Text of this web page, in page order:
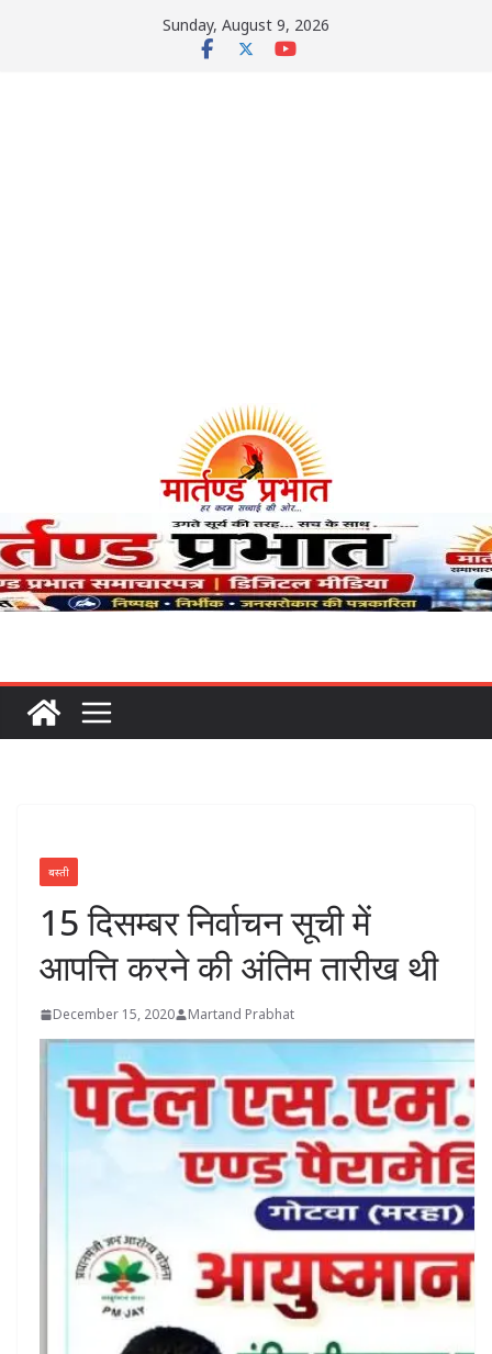
Sunday, August 9, 2026
बस्ती
15 दिसम्बर निर्वाचन सूची में
आपत्ति करने की अंतिम तारीख थी
December 15, 2020 Martand Prabhat